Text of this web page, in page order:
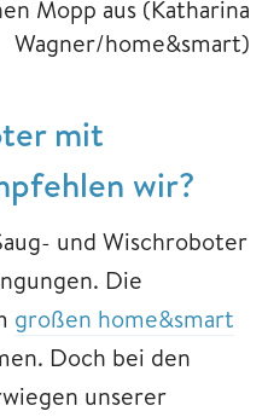
Mopp aus (Katharina
Wagner/home&smart)
mit
wir?
und Wischroboter
Die
großen home&smart
Doch bei den
unserer